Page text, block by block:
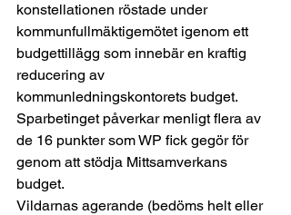
konstellationen röstade under
kommunfullmäktigemötet igenom ett
budgettillägg som innebär en kraftig
reducering av
kommunledningskontorets budget.
Sparbetinget påverkar menligt flera av
de 16 punkter som WP fick gegör för
genom att stödja Mittsamverkans
budget.
Vildarnas agerande (bedöms helt eller